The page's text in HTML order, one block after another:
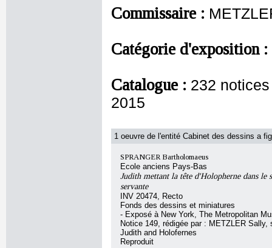
Commissaire :
Catégorie d'exposition :
Catalogue : 232
2015
1 oeuvre de l'entité Cabinet des dessins a
SPRANGER Bartholomaeus
Ecole anciens Pays-Bas
Judith mettant la tête d'Holopherne dans le
servante
INV 20474, Recto
Fonds des dessins et miniatures
- Exposé à New York, The Metropolitan
Notice 149, rédigée par : METZLER Sally,
Judith and Holofernes
Reproduit